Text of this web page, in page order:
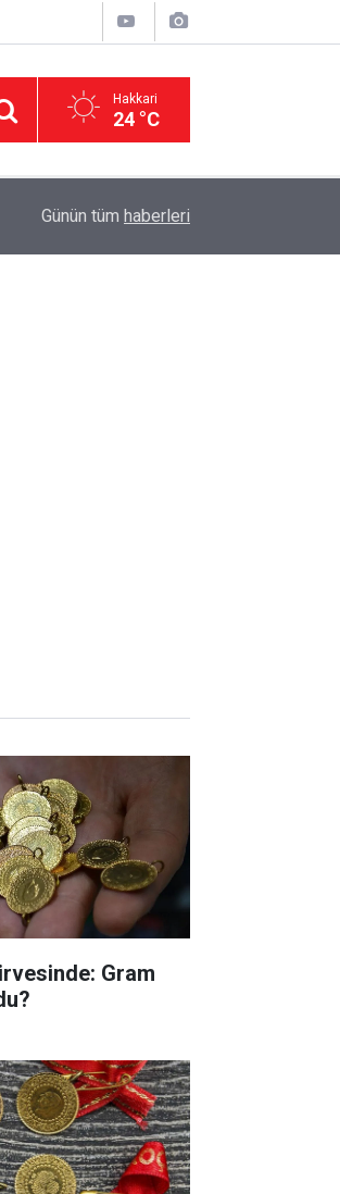
Hakkari
24 °C
silahlı kavga: 1'i ağır 6 kişi yaralandı
Günün tüm haberleri
Gram